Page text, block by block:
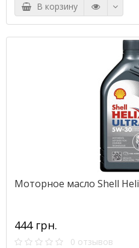
В корзину
Моторное масло Shell
444 грн.
0 отзывов